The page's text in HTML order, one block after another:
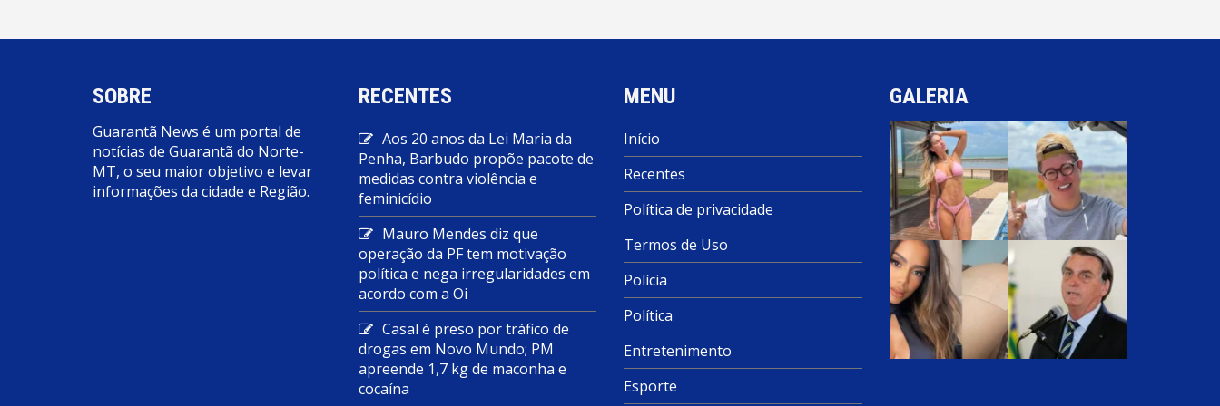
SOBRE
Guarantã News é um portal de
notícias de Guarantã do Norte-
MT, o seu maior objetivo e levar
informações da cidade e Região.
RECENTES
Aos 20 anos da Lei Maria da
Penha, Barbudo propõe pacote de
medidas contra violência e
feminicídio
Mauro Mendes diz que
operação da PF tem motivação
política e nega irregularidades em
acordo com a Oi
Casal é preso por tráfico de
drogas em Novo Mundo; PM
apreende 1,7 kg de maconha e
cocaína
MENU
Início
Recentes
Política de privacidade
Termos de Uso
Polícia
Política
Entretenimento
Esporte
GALERIA